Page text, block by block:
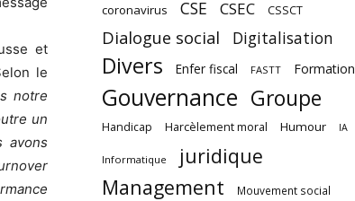
et
le
notre
un
avons
coronavirus CSE CSEC CSSCT
Dialogue social Digitalisation
Divers Enfer fiscal FASTT Formation
Gouvernance Groupe
Handicap Harcèlement moral Humour IA
Informatique
juridique
Management
Mouvement social